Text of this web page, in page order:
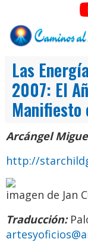
Las
2007: El
Arcángel
http://
imagen de Jan
Traducción: